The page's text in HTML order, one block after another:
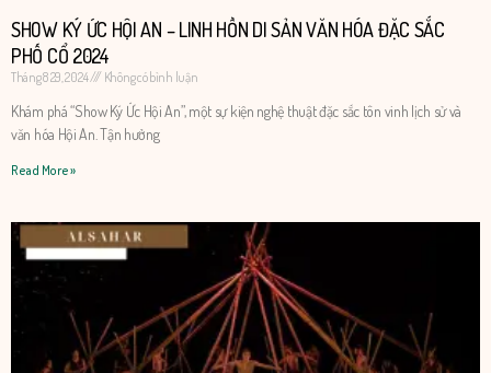
SHOW KÝ ỨC HỘI AN – LINH HỒN DI SẢN VĂN HÓA ĐẶC SẮC
PHỐ CỔ 2024
Tháng 8 29, 2024 Không có bình luận
Khám phá “Show Ký Ức Hội An”, một sự kiện nghệ thuật đặc sắc tôn vinh lịch sử và
văn hóa Hội An. Tận hưởng
Read More »